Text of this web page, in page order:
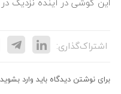
این گوشی در آینده نزدیک در
اشتراک‌گذاری:
برای نوشتن دیدگاه باید وارد بشوید